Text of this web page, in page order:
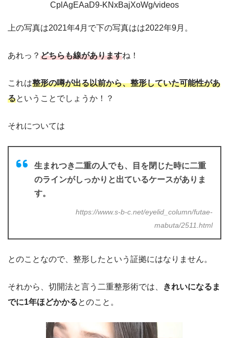
CplAgEAaD9-KNxBajXoWg/videos
上の写真は2021年4月で下の写真はは2022年9月。
あれっ？ どちらも線がありますね！
これは整形の噂が出る以前から、整形していた可能性があ
るということでしょうか！？
それについては
生まれつき二重の人でも、目を閉じた時に二重
のラインがしっかりと出ているケースがありま
す。
https://www.s-b-c.net/eyelid_column/futae-
mabuta/2511.html
とのことなので、整形したという証拠にはなりません。
それから、切開法と言う二重整形術では、
きれいになるま
でに1年ほどかかるとのこと。